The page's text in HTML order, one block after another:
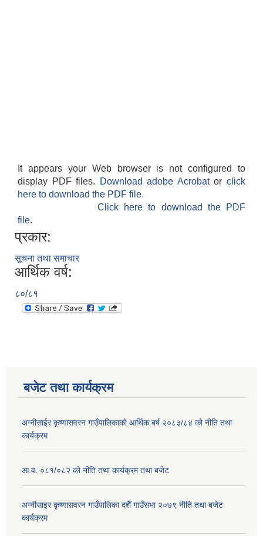
It appears your Web browser is not configured to
display PDF files.
Download adobe Acrobatorclick
here to download the PDF file.
Click here to download the PDF
file.
प्रकार:
सूचना तथा समाचार
आर्थिक वर्ष:
८०/८१
बजेट तथा कार्यक्रम
अग्नीसाईर कृष्णासवरन गाउँपालिकाको आर्थिक बर्ष २०८३/८४ को नीति तथा
कार्यक्रम
आ.व. ०८१/०८२ को नीति तथा कार्यक्रम तथा बजेट
अग्नीसाइर कृष्णासवरन गाउँपालिका दशैँ गाउँसभा २०७९ नीति तथा बजेट
कार्यक्रम